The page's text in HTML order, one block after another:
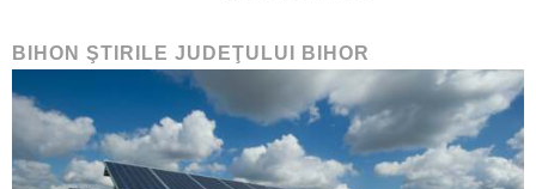
BIHON ŞTIRILE JUDEŢULUI BIHOR